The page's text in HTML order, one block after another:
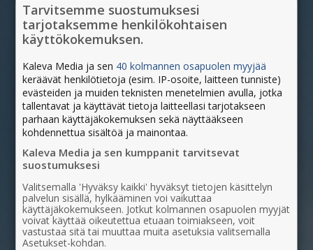
Tarvitsemme suostumuksesi
tarjotaksemme henkilökohtaisen
käyttökokemuksen.
Kaleva Media ja sen 40 kolmannen osapuolen myyjää
keräävät henkilötietoja (esim. IP-osoite, laitteen tunniste)
evästeiden ja muiden teknisten menetelmien avulla, jotka
tallentavat ja käyttävät tietoja laitteellasi tarjotakseen
parhaan käyttäjäkokemuksen sekä näyttääkseen
kohdennettua sisältöä ja mainontaa.
Kaleva Media ja sen kumppanit tarvitsevat
suostumuksesi
Valitsemalla 'Hyväksy kaikki' hyväksyt tietojen käsittelyn
palvelun sisällä, hylkääminen voi vaikuttaa
käyttäjäkokemukseen. Jotkut kolmannen osapuolen myyjät
voivat käyttää oikeutettua etuaan toimiakseen, voit
vastustaa sitä tai muuttaa muita asetuksia valitsemalla
Asetukset-kohdan.